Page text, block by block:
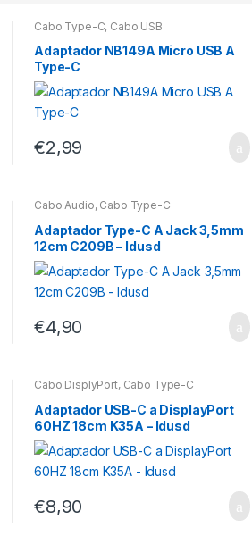
Cabo Type-C, Cabo USB
Adaptador NB149A Micro USB A
Type-C
€2,99
Cabo Áudio, Cabo Type-C
Adaptador Type-C A Jack 3,5mm
12cm C209B – Idusd
€4,90
Cabo DisplyPort, Cabo Type-C
Adaptador USB-C a DisplayPort
60HZ 18cm K35A – Idusd
€8,90